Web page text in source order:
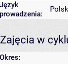
Język
prowadzenia:
Zajęcia w
Okres: